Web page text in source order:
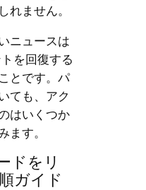
れません。
ニュースは
を回復する
とです。パ
ても、アク
はいくつか
ます。
ドをリ
ガイド